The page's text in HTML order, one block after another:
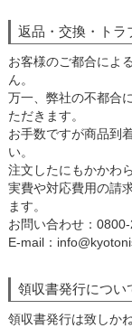
返品・交換・トラ
お客様のご都合によ
ん。
万一、弊社の不都合
ただきます。
お手数ですが商品到
い。
注文したにもかかわ
実費や対応費用の請
ます。
お問い合わせ：
E-mail：
領収書発行につい
領収書発行は致しか